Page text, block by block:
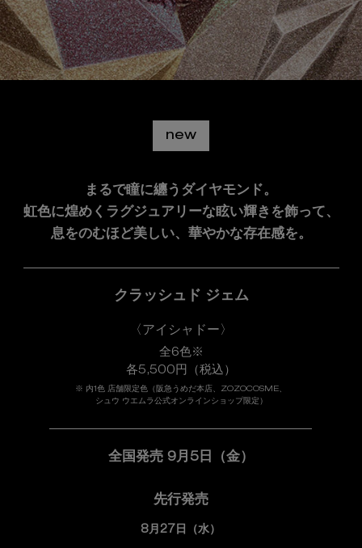
new
まるで瞳に纏うダイヤモンド。
虹色に煌めくラグジュアリーな眩い輝きを飾って、
息をのむほど美しい、華やかな存在感を。
クラッシュド ジェム
〈アイシャドー〉
全6色※
各5,500円（税込）
※ 内1色 店舗限定色（阪急うめだ本店、ZOZOCOSME、
シュウ ウエムラ公式オンラインショップ限定）
全国発売 9月5日（金）
先行発売
8月27日（水）